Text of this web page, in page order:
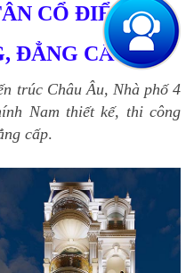
CỔ ĐIỂN
ĐẲNG CẤP
trúc Châu Âu, Nhà phố 4
Nam thiết kế, thi công
cấp.